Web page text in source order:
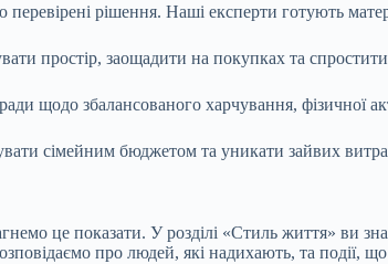
рішення. Наші експерти готують
простір, заощадити на покупках та
щодо збалансованого харчування, фізичної
сімейним бюджетом та уникати зайвих
це показати. У розділі «Стиль життя» ви
про людей, які надихають, та події, що